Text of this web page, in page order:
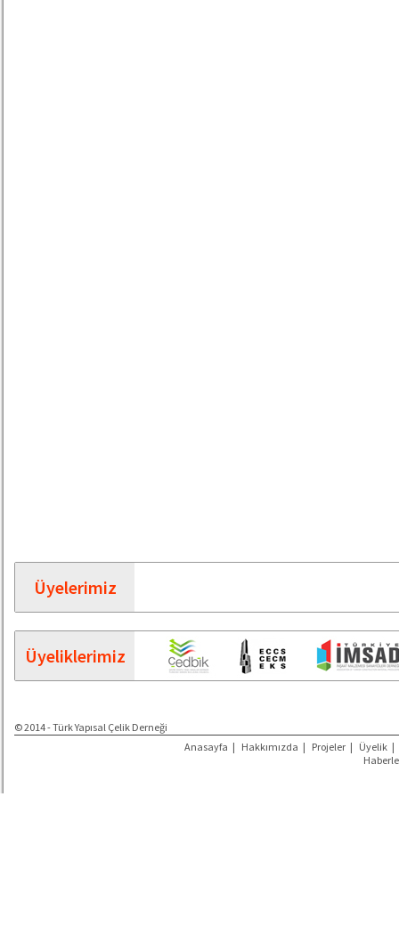
Üyelerimiz
Üyeliklerimiz
© 2014 - Türk Yapısal Çelik Derneği
Anasayfa | Hakkımızda | Projeler | Üyelik |